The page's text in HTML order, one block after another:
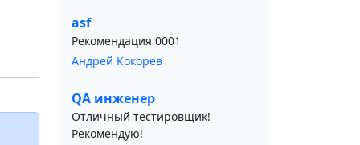
asf
Рекомендация 0001
Андрей Кокорев
QA инженер
Отличный тестировщик!
Рекомендую!